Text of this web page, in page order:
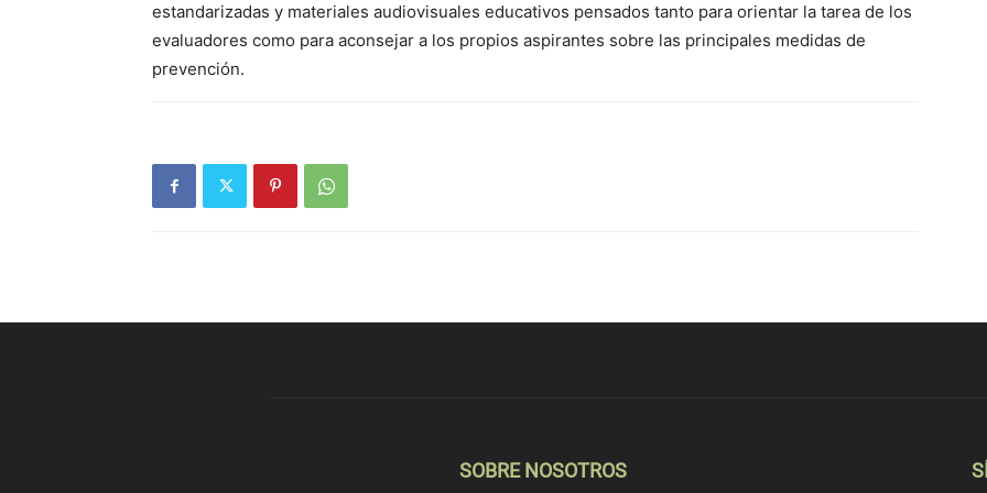
estandarizadas y materiales audiovisuales educativos pensados tanto para orientar la tarea de los
evaluadores como para aconsejar a los propios aspirantes sobre las principales medidas de
prevención.
SOBRE NOSOTROS